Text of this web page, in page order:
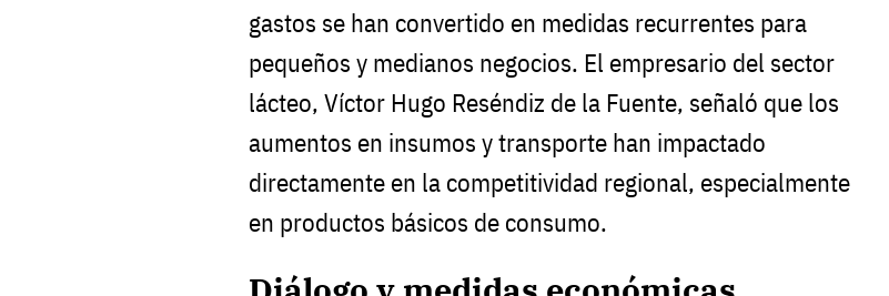
gastos se han convertido en medidas recurrentes para
pequeños y medianos negocios. El empresario del sector
lácteo, Víctor Hugo Reséndiz de la Fuente, señaló que los
aumentos en insumos y transporte han impactado
directamente en la competitividad regional, especialmente
en productos básicos de consumo.